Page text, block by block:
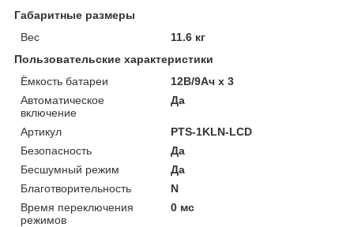
Габаритные размеры
Вес
11.6 кг
Пользовательские характеристики
Ёмкость батареи
12В/9Ач х 3
Автоматическое
включение
Да
Артикул
PTS-1KLN-LCD
Безопасность
Да
Бесшумный режим
Да
Благотворительность
N
Время переключения
режимов
0 мс